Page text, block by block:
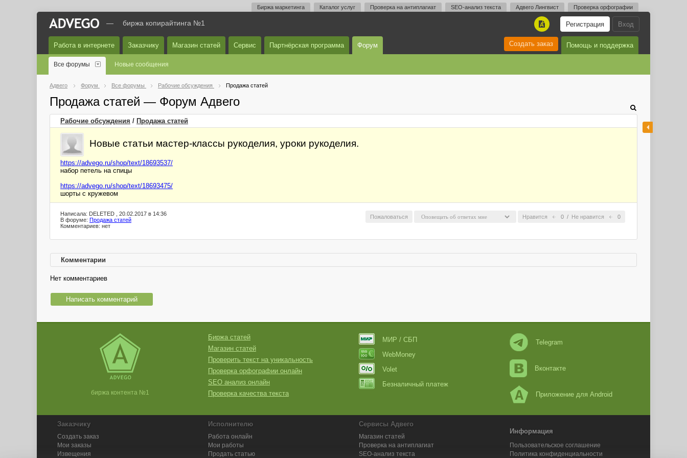
Биржа маркетинга Каталог услуг Проверка на антиплагиат SEO-анализ текста Адвего Лингвист Проверка орфографии
Вход
Регистрация
A
— биржа копирайтинга №1
Работа в интернете Заказчику Магазин статей Сервис Партнёрская программа Форум Помощь и поддержка
Создать заказ
Все форумы Новые сообщения
Адвего Форум Все форумы Рабочие обсуждения Продажа статей
Продажа статей — Форум Адвего
Рабочие обсуждения / Продажа статей
Новые статьи мастер-классы рукоделия, уроки рукоделия.
https://advego.ru/shop/text/18693537/
набор петель на спицы
https://advego.ru/shop/text/18693475/
шорты с кружевом
Нравится 0 / Не нравится 0
Пожаловаться
Написала: DELETED , 20.02.2017 в 14:36
В форуме: Продажа статей
Комментариев: нет
Комментарии
Нет комментариев
Написать комментарий
биржа контента №1
Биржа статей
Магазин статей
Проверить текст на уникальность
Проверка орфографии онлайн
SEO анализ онлайн
Проверка качества текста
МИР / СБП
WebMoney
Volet
Безналичный платеж
Telegram
Вконтакте
Приложение для Android
Заказчику
Создать заказ
Мои заказы
Извещения
Исполнителю
Работа онлайн
Мои работы
Продать статью
Сервисы Адвего
Магазин статей
Проверка на антиплагиат
SEO-анализ текста
Информация
Пользовательское соглашение
Политика конфиденциальности